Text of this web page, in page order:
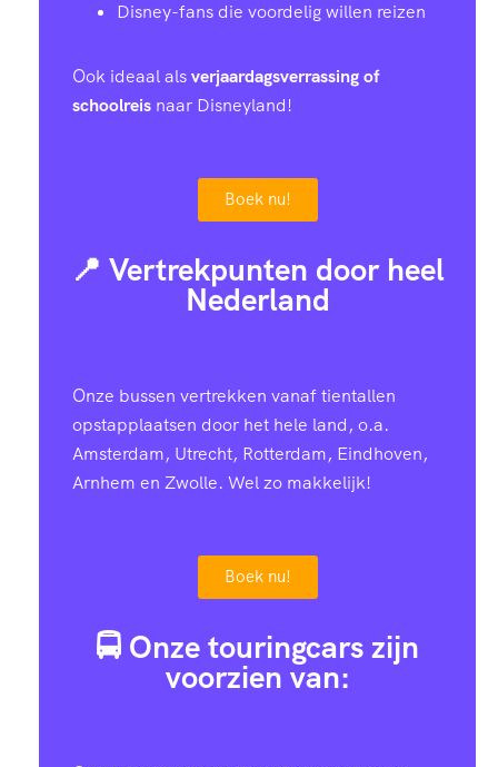
Disney-fans die voordelig willen reizen
Ook ideaal alsverjaardagsverrassing of
schoolreis naar Disneyland!
Boek nu!
📍 Vertrekpunten door heel
Nederland
Onze bussen vertrekken vanaf tientallen
opstapplaatsen door het hele land, o.a.
Amsterdam, Utrecht, Rotterdam, Eindhoven,
Arnhem en Zwolle. Wel zo makkelijk!
Boek nu!
🚍 Onze touringcars zijn
voorzien van:
1
4
5
8
9
8
7
6
4
3
2
1
0
9
8
7
8
6
3
0
7
4
2
9
6
3
1
5
3
1
9
7
5
3
1
9
7
4
2
4
3
6
8
1
7
9
5
9
0
3
7
1
8
2
5
9
5
1
7
3
9
5
7
4
5
7
7
8
9
9
1
1